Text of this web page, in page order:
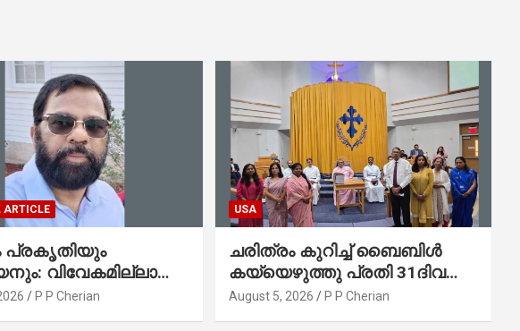
ARTICLE
പ്രകൃതിയും
വിവേകമില്ലാത്ത
ആവർത്തിക്കുന്ന
P P Cherian
USA
ചരിത്രം കുറിച്ച് ബൈബിൾ
കയ്യെഴുത്തു പ്രതി 31ദിവസം
കൊണ്ട് പൂർത്തിയാക്കി
August 5, 2026 P P Cherian